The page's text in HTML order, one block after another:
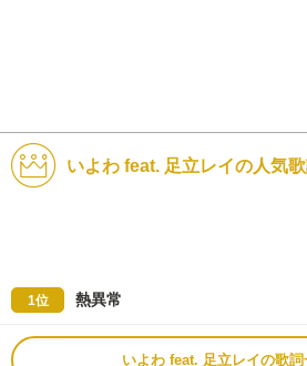
いよわ feat. 足立レイの人気
1位 熱異常
いよわ feat. 足立レイの歌詞